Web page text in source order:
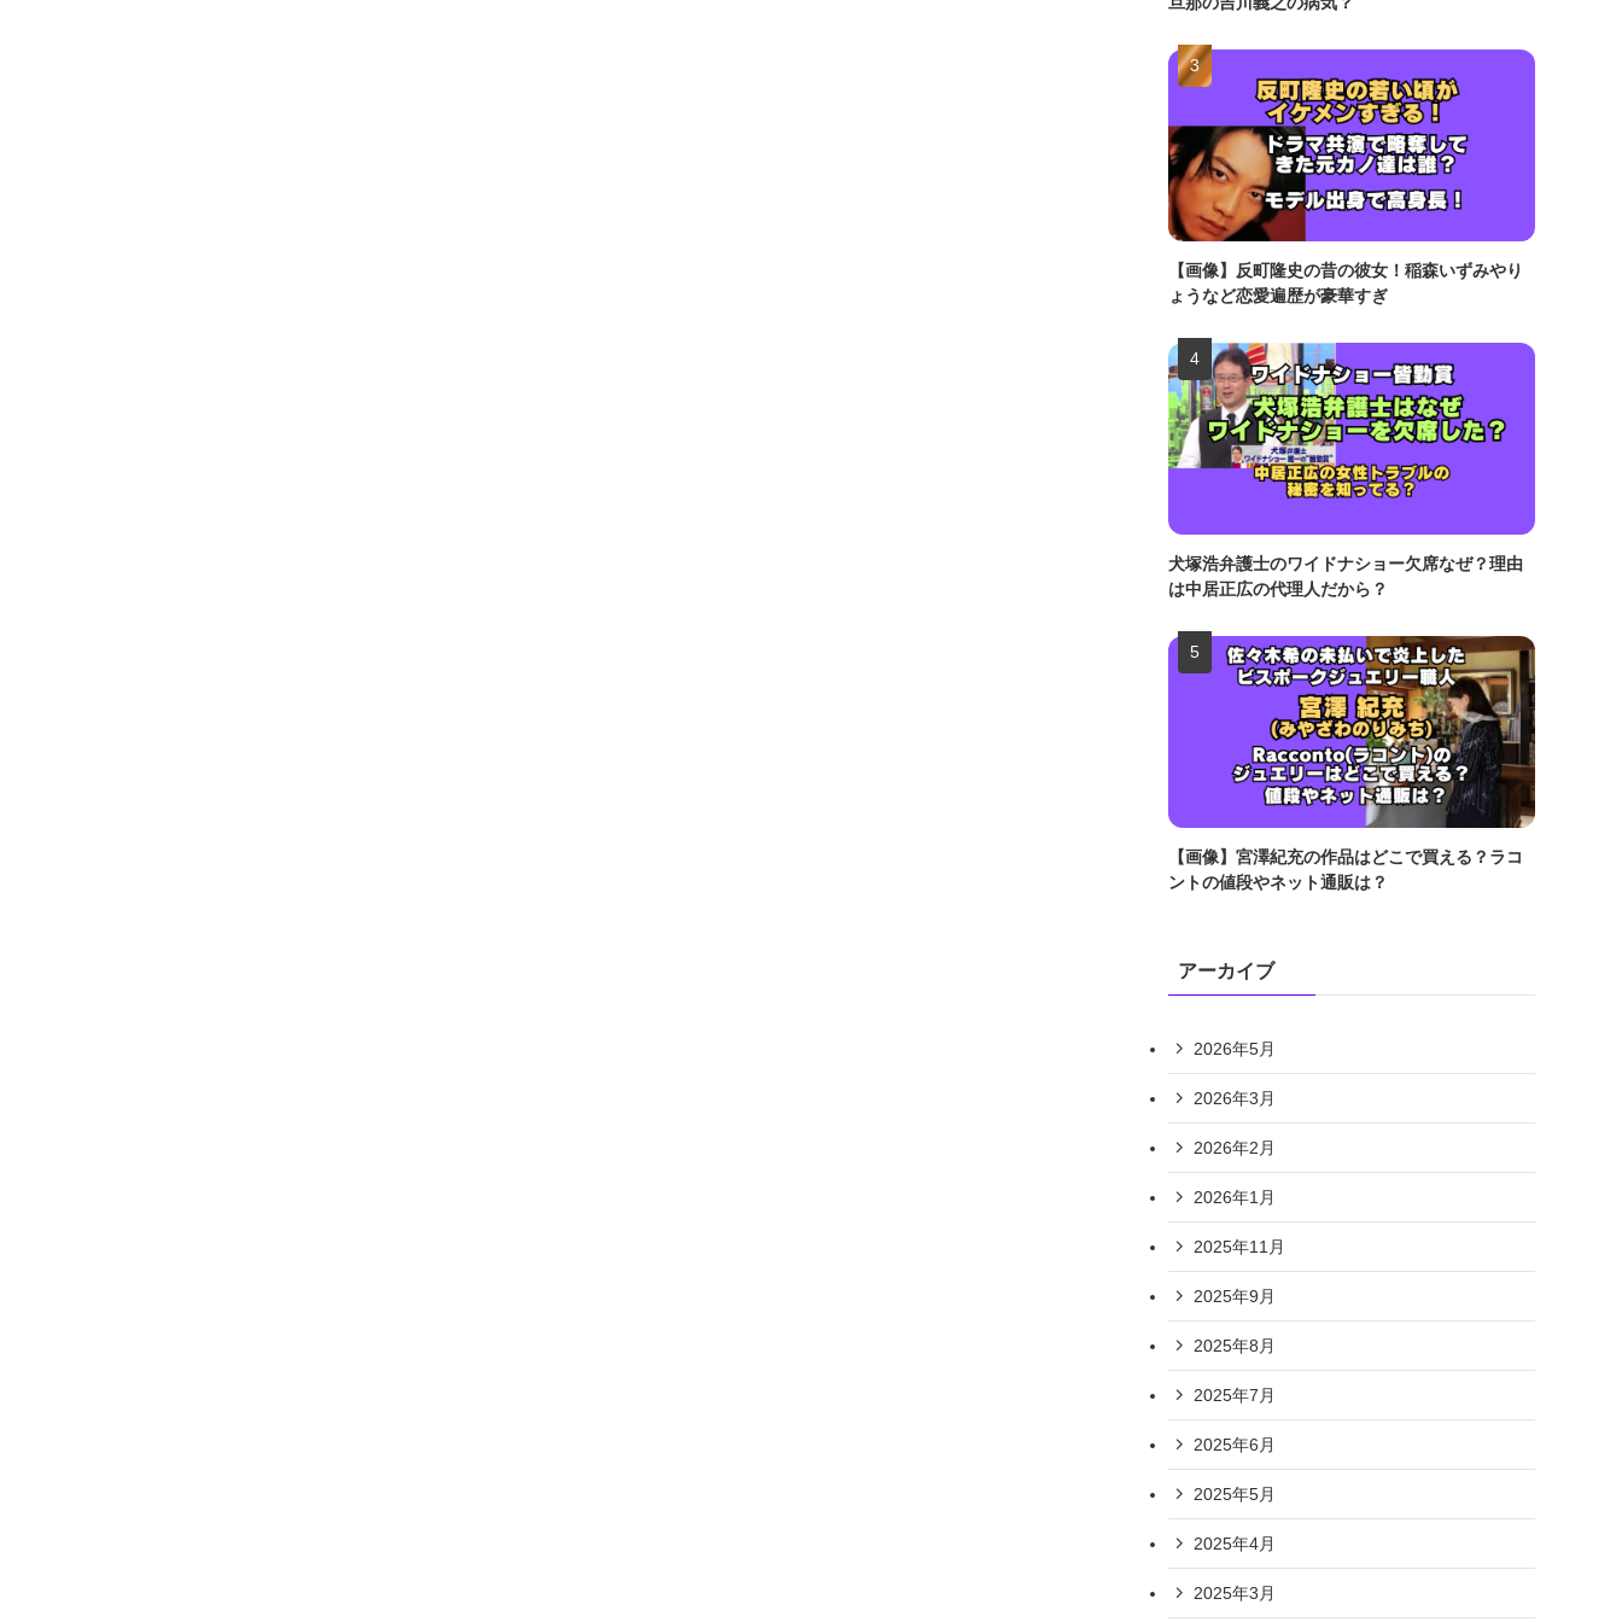
【画像】反町隆史の昔の彼女！稲森いずみやり
ょうなど恋愛遍歴が豪華すぎ
犬塚浩弁護士のワイドナショー欠席なぜ？理由
は中居正広の代理人だから？
【画像】宮澤紀充の作品はどこで買える？ラコ
ントの値段やネット通販は？
アーカイブ
2026年5月
2026年3月
2026年2月
2026年1月
2025年11月
2025年9月
2025年8月
2025年7月
2025年6月
2025年5月
2025年4月
2025年3月